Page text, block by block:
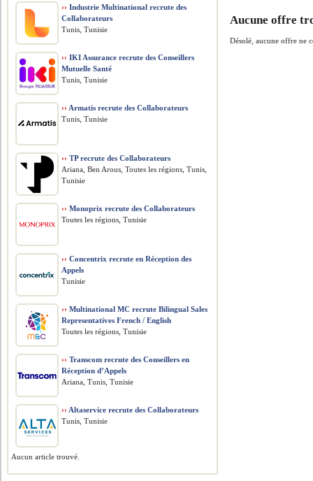
Aucune offre
Désolé, aucune offre ne
›› Industrie Multinational recrute des
Collaborateurs
Tunis, Tunisie
›› IKI Assurance recrute des Conseillers
Mutuelle Santé
Tunis, Tunisie
›› Armatis recrute des Collaborateurs
Tunis, Tunisie
›› TP recrute des Collaborateurs
Ariana, Ben Arous, Toutes les régions, Tunis,
Tunisie
›› Monoprix recrute des Collaborateurs
Toutes les régions, Tunisie
›› Concentrix recrute en Réception des
Appels
Tunisie
›› Multinational MC recrute Bilingual Sales
Representatives French / English
Toutes les régions, Tunisie
›› Transcom recrute des Conseillers en
Réception d’Appels
Ariana, Tunis, Tunisie
›› Altaservice recrute des Collaborateurs
Tunis, Tunisie
Aucun article trouvé.